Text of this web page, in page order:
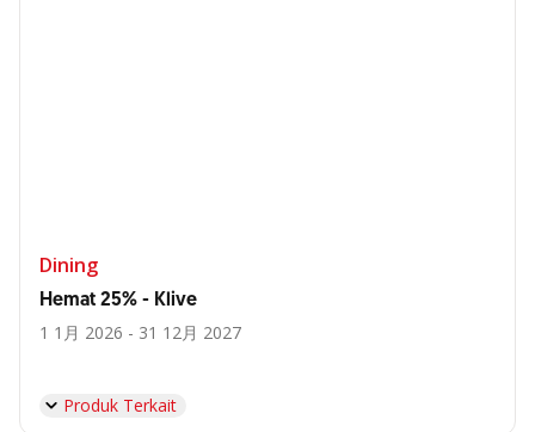
Dining
Hemat 25% - Klive
1 1月 2026 - 31 12月 2027
Produk Terkait